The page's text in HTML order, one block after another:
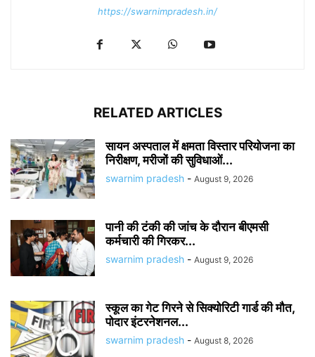
https://swarnimpradesh.in/
RELATED ARTICLES
सायन अस्पताल में क्षमता विस्तार परियोजना का
निरीक्षण, मरीजों की सुविधाओं...
swarnim pradesh - August 9, 2026
पानी की टंकी की जांच के दौरान बीएमसी
कर्मचारी की गिरकर...
swarnim pradesh - August 9, 2026
स्कूल का गेट गिरने से सिक्योरिटी गार्ड की मौत,
पोदार इंटरनेशनल...
swarnim pradesh - August 8, 2026